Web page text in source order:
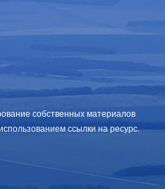
собственных материалов
ссылки на ресурс.